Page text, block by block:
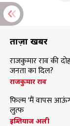
ताज़ा खबरें
राजकुमार राव की
जनता का दिल?
राजकुमार राव
फिल्म 'मैं वापस
लुत्फ
इम्तियाज अली